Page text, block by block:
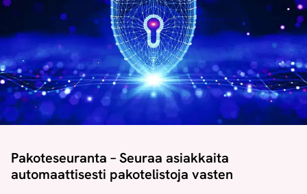
Pakoteseuranta – Seuraa asiakkaita
automaattisesti pakotelistoja vasten